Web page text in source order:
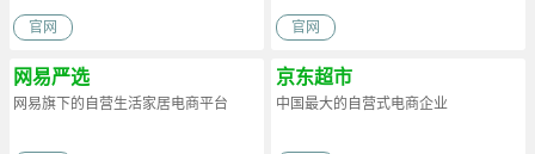
官网 官网
网易严选
网易旗下的自营生活家居电商平台
京东超市
中国最大的自营式电商企业